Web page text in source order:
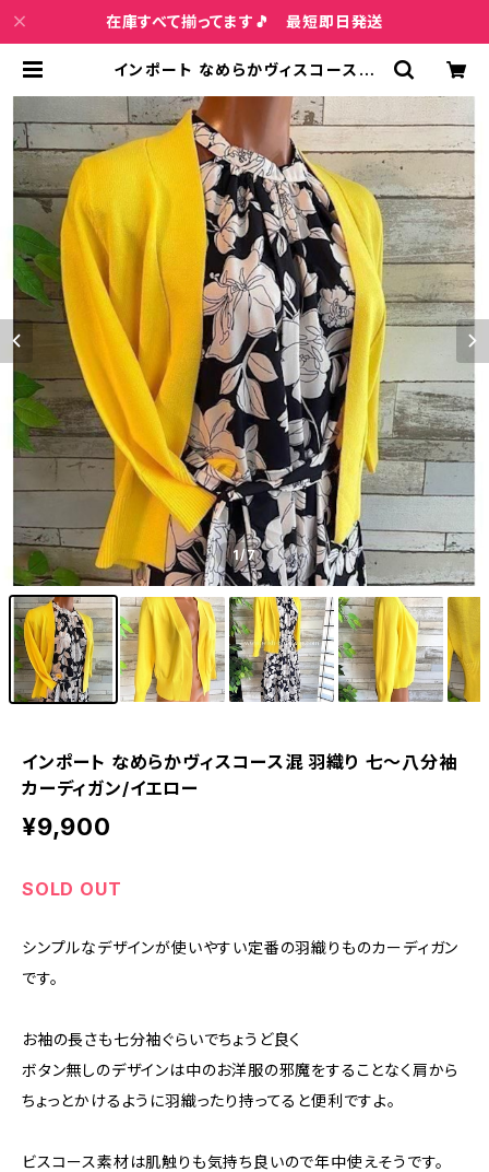
在庫すべて揃ってます🎵 最短即日発送
インポート なめらかヴィスコース混
ロー | インポートファッション＆ジュ
エリー Wish Bone VIP
1/7
インポート なめらかヴィスコース混 羽織り 七～八分袖
カーディガン/イエロー
¥9,900
SOLD OUT
シンプルなデザインが使いやすい定番の羽織りものカーディガン
です。
お袖の長さも七分袖ぐらいでちょうど良く
ボタン無しのデザインは中のお洋服の邪魔をすることなく肩から
ちょっとかけるように羽織ったり持ってると便利ですよ。
ビスコース素材は肌触りも気持ち良いので年中使えそうです。